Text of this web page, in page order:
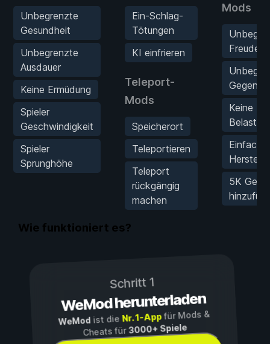
Unbegrenzte
Gesundheit
Unbegrenzte
Ausdauer
Keine Ermüdung
Spieler
Geschwindigkeit
Spieler
Sprunghöhe
Ein-Schlag-
Tötungen
KI einfrieren
Teleport-
Mods
Speicherort
Teleportieren
Teleport
rückgängig
machen
Mods
Freude
Keine
5K Geld
Wie funktioniert es?
Schritt 1
WeMod herunterladen
WeMod ist die Nr. 1-Appfür Mods &
Cheats für3000+ Spiele